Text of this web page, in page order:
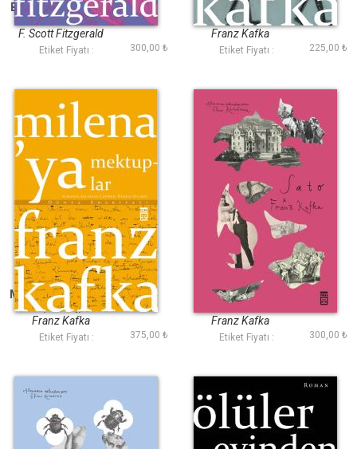
Bir Yazarın Öğleden
Sonrası
F. Scott Fitzgerald
Etiket Fiyatı : 300,00 ₺
Dava
Franz Kafka
Etiket Fiyatı : 225,00 ₺
Milenaya Mektuplar
(Timaş)
Franz Kafka
Etiket Fiyatı : 375,00 ₺
Şato
Franz Kafka
Etiket Fiyatı : 300,00 ₺